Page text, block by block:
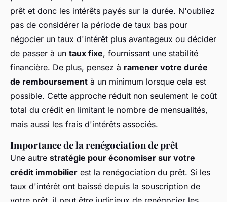
prêt et donc les intérêts payés sur la durée. N'oubliez
pas de considérer la période de taux bas pour
négocier un taux d'intérêt plus avantageux ou décider
de passer à un taux fixe, fournissant une stabilité
financière. De plus, pensez à ramener votre durée
de remboursement à un minimum lorsque cela est
possible. Cette approche réduit non seulement le coût
total du crédit en limitant le nombre de mensualités,
mais aussi les frais d'intérêts associés.
Importance de la renégociation de prêt
Une autre stratégie pour économiser sur votre
crédit immobilier est la renégociation du prêt. Si les
taux d'intérêt ont baissé depuis la souscription de